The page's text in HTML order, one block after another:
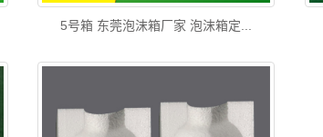
5号箱 东莞泡沫箱厂家 泡沫箱定...